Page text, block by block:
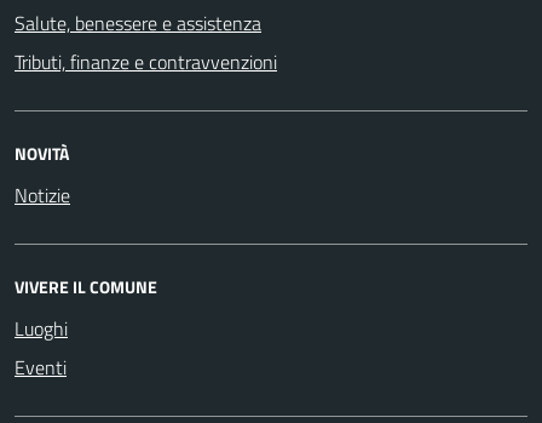
Salute, benessere e assistenza
Tributi, finanze e contravvenzioni
NOVITÀ
Notizie
VIVERE IL COMUNE
Luoghi
Eventi